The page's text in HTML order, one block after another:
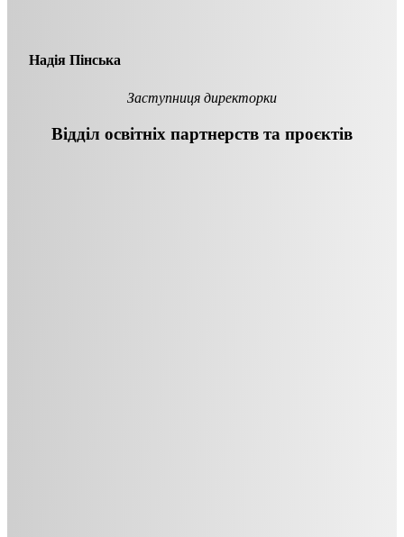
Надія Пінська
Заступниця директорки
Відділ освітніх партнерств та проєктів